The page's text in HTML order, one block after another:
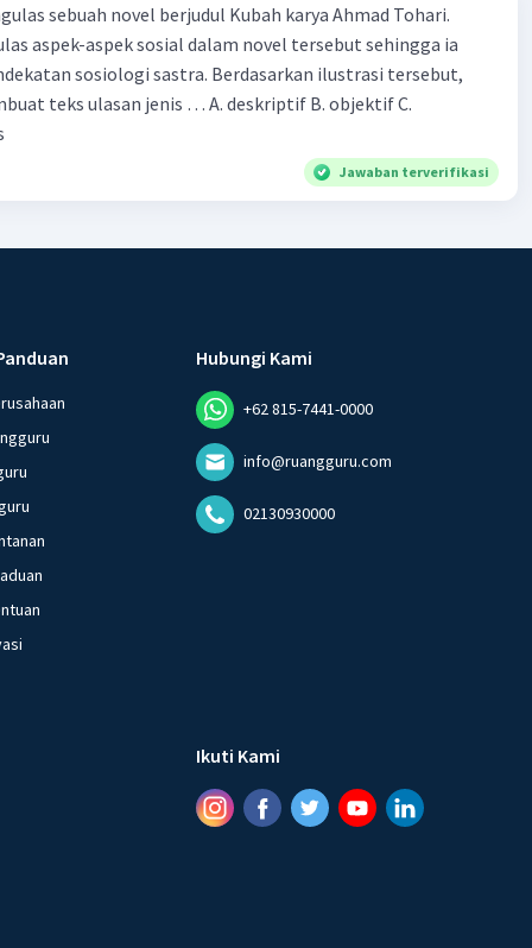
sebuah novel berjudul Kubah karya Ahmad Tohari.
aspek-aspek sosial dalam novel tersebut sehingga ia
sastra. Berdasarkan ilustrasi tersebut,
teks ulasan jenis … A. deskriptif B. objektif C.
Jawaban terverifikasi
Hubungi Kami
+62 815-7441-0000
info@ruangguru.com
02130930000
Ikuti Kami